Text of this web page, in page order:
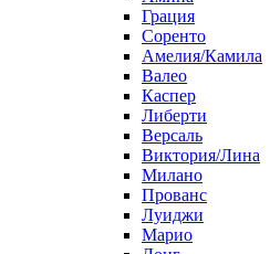
Грация
Соренто
Амелия/Камила
Валео
Каспер
Либерти
Версаль
Виктория/Лина
Милано
Прованс
Луиджи
Марио